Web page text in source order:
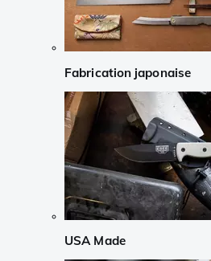
Fabrication japonaise
USA Made